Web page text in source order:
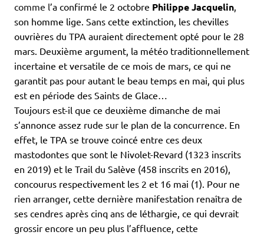
comme l’a confirmé le 2 octobre Philippe Jacquelin,
son homme lige. Sans cette extinction, les chevilles
ouvrières du TPA auraient directement opté pour le 28
mars. Deuxième argument, la météo traditionnellement
incertaine et versatile de ce mois de mars, ce qui ne
garantit pas pour autant le beau temps en mai, qui plus
est en période des Saints de Glace…
Toujours est-il que ce deuxième dimanche de mai
s’annonce assez rude sur le plan de la concurrence. En
effet, le TPA se trouve coincé entre ces deux
mastodontes que sont le Nivolet-Revard (1323 inscrits
en 2019) et le Trail du Salève (458 inscrits en 2016),
concourus respectivement les 2 et 16 mai (1). Pour ne
rien arranger, cette dernière manifestation renaîtra de
ses cendres après cinq ans de léthargie, ce qui devrait
grossir encore un peu plus l’affluence, cette